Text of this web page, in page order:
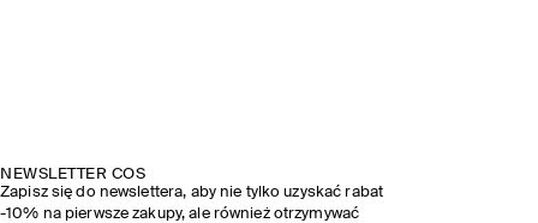
NEWSLETTER COS
Zapisz się do newslettera, aby nie tylko uzyskać rabat
-10% na pierwsze zakupy, ale również otrzymywać